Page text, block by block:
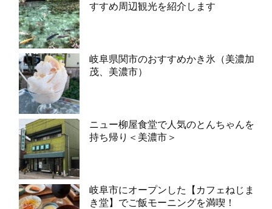
すすめ周辺観光を紹介します
岐阜県関市のおすすめかき氷（美濃加
茂、美濃市）
ニュー柳屋食堂で人気のとんちゃんを
持ち帰り＜美濃市＞
岐阜市にオープンした【カフェねじま
き堂】でご飯モーニングを満喫！